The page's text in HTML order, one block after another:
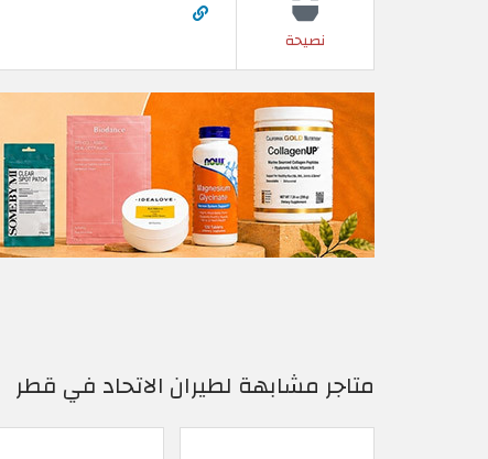
نصيحة
متاجر مشابهة لطيران الاتحاد في قطر